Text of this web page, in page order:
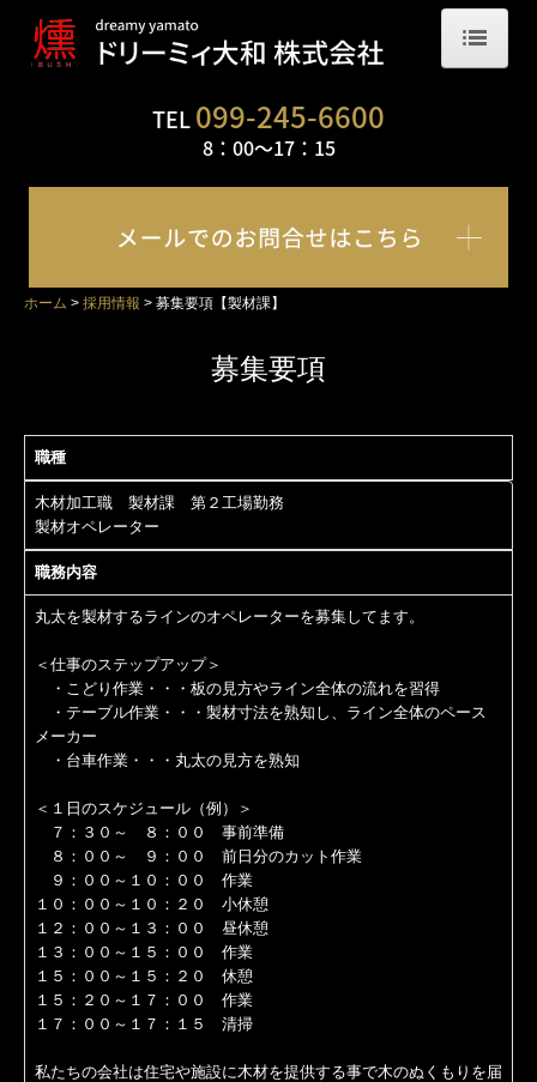
会社概要
自社の取り組み
燻煙乾燥について
節補修について
フリー板・棚板
階段・枠造作材
フローリング
壁・天井板
フリー板・棚板
階段・枠造作材
TEL099-245-6600
8：00～17： 15
ホーム 採用情報 募集要項【製材課】
募集要項
職種
木材加工職 製材課 第２工場勤務
製材オペレーター
職務内容
丸太を製材するラインのオペレーターを募集してます。
＜仕事のステップアップ＞
・こどり作業・・・板の見方やライン全体の流れを習得
・テーブル作業・・・製材寸法を熟知し、ライン全体のペース
メーカー
・台車作業・・・丸太の見方を熟知
＜１日のスケジュール（例）＞
７：３０～ ８：００ 事前準備
８：００～ ９：００ 前日分のカット作業
９：００～１０：００ 作業
１０：００～１０：２０ 小休憩
１２：００～１３：００ 昼休憩
１３：００～１５：００ 作業
１５：００～１５：２０ 休憩
１５：２０～１７：００ 作業
１７：００～１７：１５ 清掃
私たちの会社は住宅や施設に木材を提供する事で木のぬくもりを届